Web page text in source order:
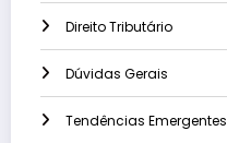
Direito Tributário
Dúvidas Gerais
Tendências Emergentes